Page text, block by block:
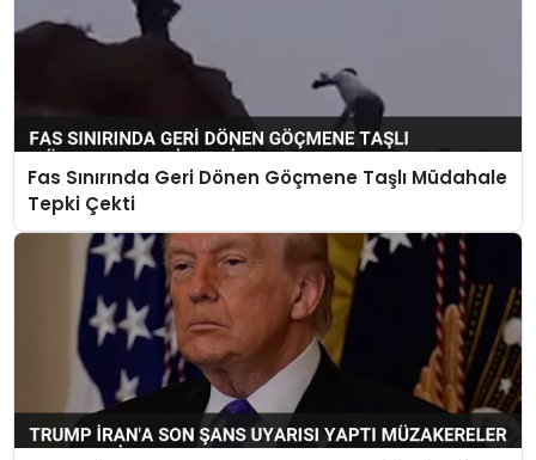
Fas Sınırında Geri Dönen Göçmene Taşlı Müdahale
Tepki Çekti